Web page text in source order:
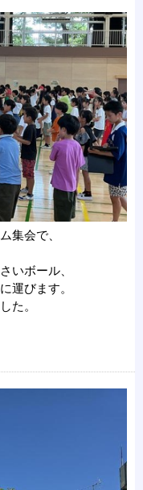
集会で、
いボール、
運びます。
た。